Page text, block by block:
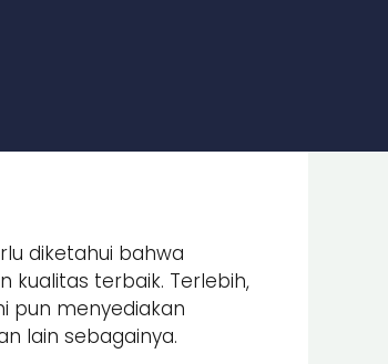
diketahui bahwa
kualitas terbaik. Terlebih,
pun menyediakan
lain sebagainya.